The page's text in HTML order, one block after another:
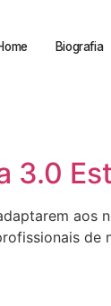
Biografia
3.0
aos